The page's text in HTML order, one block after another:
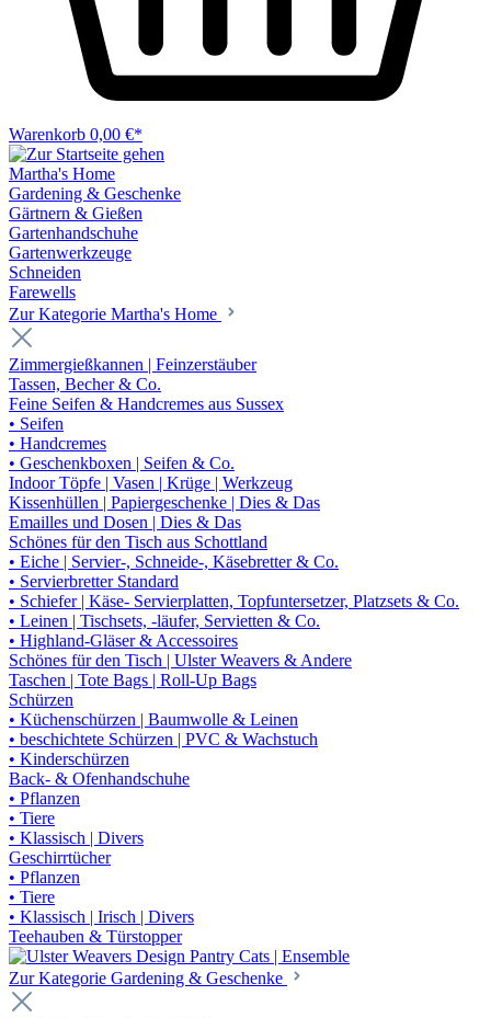
Warenkorb 0,00 €*
Martha's Home
Gardening & Geschenke
Gärtnern & Gießen
Gartenhandschuhe
Gartenwerkzeuge
Schneiden
Farewells
Zur Kategorie Martha's Home
Zimmergießkannen | Feinzerstäuber
Tassen, Becher & Co.
Feine Seifen & Handcremes aus Sussex
• Seifen
• Handcremes
• Geschenkboxen | Seifen & Co.
Indoor Töpfe | Vasen | Krüge | Werkzeug
Kissenhüllen | Papiergeschenke | Dies & Das
Emailles und Dosen | Dies & Das
Schönes für den Tisch aus Schottland
• Eiche | Servier-, Schneide-, Käsebretter & Co.
• Servierbretter Standard
• Schiefer | Käse- Servierplatten, Topfuntersetzer, Platzsets & Co.
• Leinen | Tischsets, -läufer, Servietten & Co.
• Highland-Gläser & Accessoires
Schönes für den Tisch | Ulster Weavers & Andere
Taschen | Tote Bags | Roll-Up Bags
Schürzen
• Küchenschürzen | Baumwolle & Leinen
• beschichtete Schürzen | PVC & Wachstuch
• Kinderschürzen
Back- & Ofenhandschuhe
• Pflanzen
• Tiere
• Klassisch | Divers
Geschirrtücher
• Pflanzen
• Tiere
• Klassisch | Irisch | Divers
Teehauben & Türstopper
Zur Kategorie Gardening & Geschenke